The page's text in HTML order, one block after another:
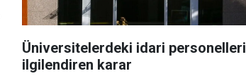
Üniversitelerdeki idari personelleri
ilgilendiren karar